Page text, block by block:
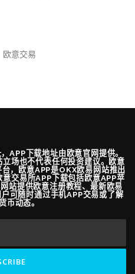
欧意交易
APP下载地址由欧意官网提供。
场也不代表任何投资建议。欧意
，欧意APP是OKX欧易网站推出
交易所APP下载包括欧意APP苹
站提供欧意注册教程、最新欧易
可随时通过手机APP交易或了解
币动态。